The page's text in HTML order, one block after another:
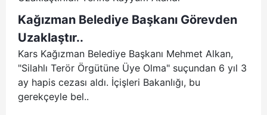
Kağızman Belediye Başkanı Görevden
Uzaklaştır..
Kars Kağızman Belediye Başkanı Mehmet Alkan,
"Silahlı Terör Örgütüne Üye Olma" suçundan 6 yıl 3
ay hapis cezası aldı. İçişleri Bakanlığı, bu
gerekçeyle bel..